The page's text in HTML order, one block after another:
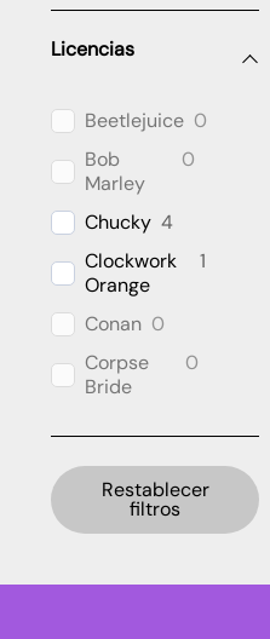
Licencias
Beetlejuice 0
Bob
Marley
0
Chucky 4
Clockwork
Orange
1
Conan 0
Corpse
Bride
0
DC
Universe
0
Batman
0
Ball
Restablecer
filtros